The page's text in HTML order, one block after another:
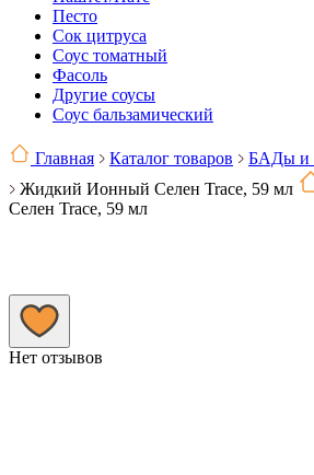
Песто
Сок цитруса
Соус томатный
Фасоль
Другие соусы
Соус бальзамический
Главная Каталог товаров
БАДы и
Жидкий Ионный Селен Trace, 59 мл
Селен Trace, 59 мл
Нет отзывов